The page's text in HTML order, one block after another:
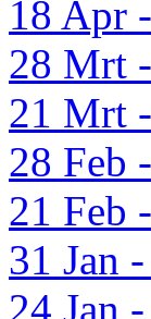
18 Apr
28 Mrt
21 Mrt
28 Feb
21 Feb
31 Jan
24 Jan